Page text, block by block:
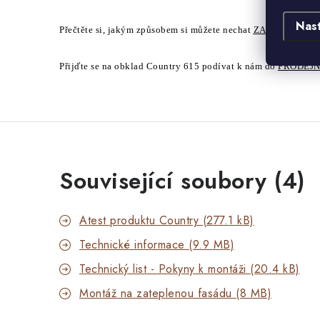
Přečtěte si, jakým způsobem si můžete nechat ZASLAT
Přijďte se na obklad Country 615 podívat k nám do
Související soubory (4)
Atest produktu Country (277.1 kB)
Technické informace (9.9 MB)
Technický list - Pokyny k montáži (20.4 kB)
Montáž na zateplenou fasádu (8 MB)